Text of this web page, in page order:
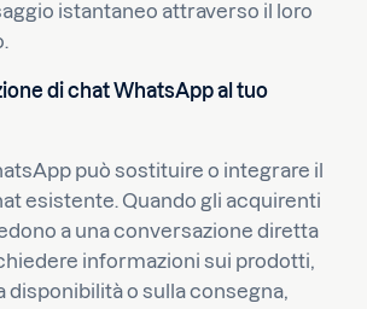
istantaneo attraverso il loro
di chat WhatsApp al tuo
può sostituire o integrare il
esistente. Quando gli acquirenti
a una conversazione diretta
informazioni sui prodotti,
disponibilità o sulla consegna,